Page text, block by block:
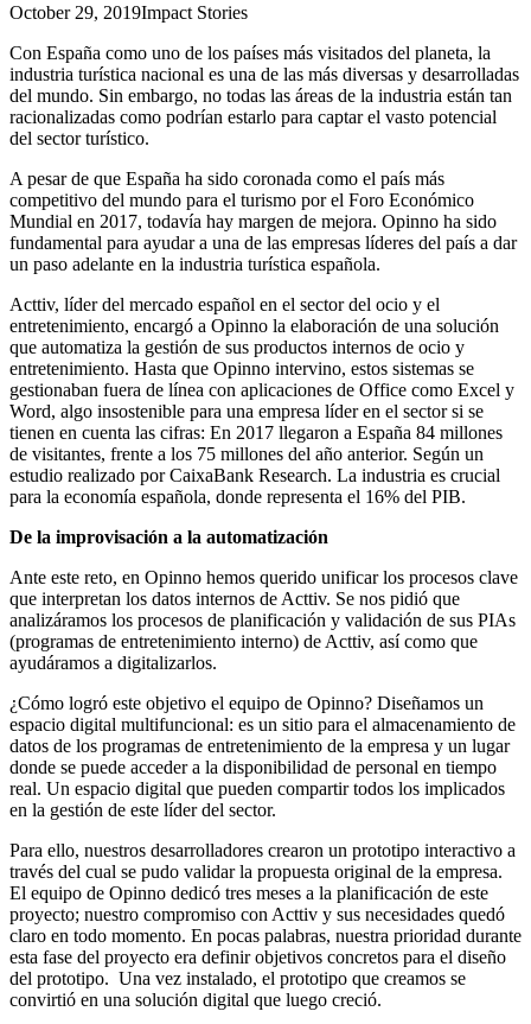
October 29, 2019Impact Stories
Con España como uno de los países más visitados del planeta, la
industria turística nacional es una de las más diversas y desarrolladas
del mundo. Sin embargo, no todas las áreas de la industria están tan
racionalizadas como podrían estarlo para captar el vasto potencial
del sector turístico.
A pesar de que España ha sido coronada como el país más
competitivo del mundo para el turismo por el Foro Económico
Mundial en 2017, todavía hay margen de mejora. Opinno ha sido
fundamental para ayudar a una de las empresas líderes del país a dar
un paso adelante en la industria turística española.
Acttiv, líder del mercado español en el sector del ocio y el
entretenimiento, encargó a Opinno la elaboración de una solución
que automatiza la gestión de sus productos internos de ocio y
entretenimiento. Hasta que Opinno intervino, estos sistemas se
gestionaban fuera de línea con aplicaciones de Office como Excel y
Word, algo insostenible para una empresa líder en el sector si se
tienen en cuenta las cifras: En 2017 llegaron a España 84 millones
de visitantes, frente a los 75 millones del año anterior. Según un
estudio realizado por CaixaBank Research. La industria es crucial
para la economía española, donde representa el 16% del PIB.
De la improvisación a la automatización
Ante este reto, en Opinno hemos querido unificar los procesos clave
que interpretan los datos internos de Acttiv. Se nos pidió que
analizáramos los procesos de planificación y validación de sus PIAs
(programas de entretenimiento interno) de Acttiv, así como que
ayudáramos a digitalizarlos.
¿Cómo logró este objetivo el equipo de Opinno? Diseñamos un
espacio digital multifuncional: es un sitio para el almacenamiento de
datos de los programas de entretenimiento de la empresa y un lugar
donde se puede acceder a la disponibilidad de personal en tiempo
real. Un espacio digital que pueden compartir todos los implicados
en la gestión de este líder del sector.
Para ello, nuestros desarrolladores crearon un prototipo interactivo a
través del cual se pudo validar la propuesta original de la empresa.
El equipo de Opinno dedicó tres meses a la planificación de este
proyecto; nuestro compromiso con Acttiv y sus necesidades quedó
claro en todo momento. En pocas palabras, nuestra prioridad durante
esta fase del proyecto era definir objetivos concretos para el diseño
del prototipo. Una vez instalado, el prototipo que creamos se
convirtió en una solución digital que luego creció.